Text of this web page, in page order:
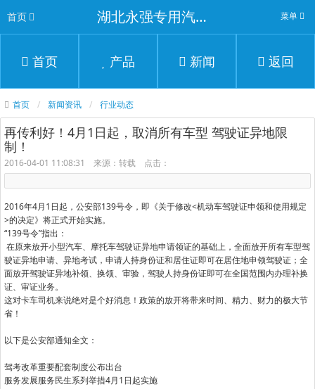
首页 湖北永强专用汽车有限公司 菜单
首页 产品 新闻 返回
首页 新闻资讯 行业动态
再传利好！4月1日起，取消所有车型 驾驶证异地限
制！
2016-04-01 11:08:31 来源：转载 点击：
2016年4月1日起，公安部139号令，即《关于修改<机动车驾驶证申领和使用规定
>的决定》将正式开始实施。
“139号令”指出：
在原来放开小型汽车、摩托车驾驶证异地申请领证的基础上，全面放开所有车型驾
驶证异地申请、异地考试，申请人持身份证和居住证即可在居住地申领驾驶证；全
面放开驾驶证异地补领、换领、审验，驾驶人持身份证即可在全国范围内办理补换
证、审证业务。
这对卡车司机来说绝对是个好消息！政策的放开将带来时间、精力、财力的极大节
省！
以下是公安部通知全文：
驾考改革重要配套制度公布出台
服务发展服务民生系列举措4月1日起实施